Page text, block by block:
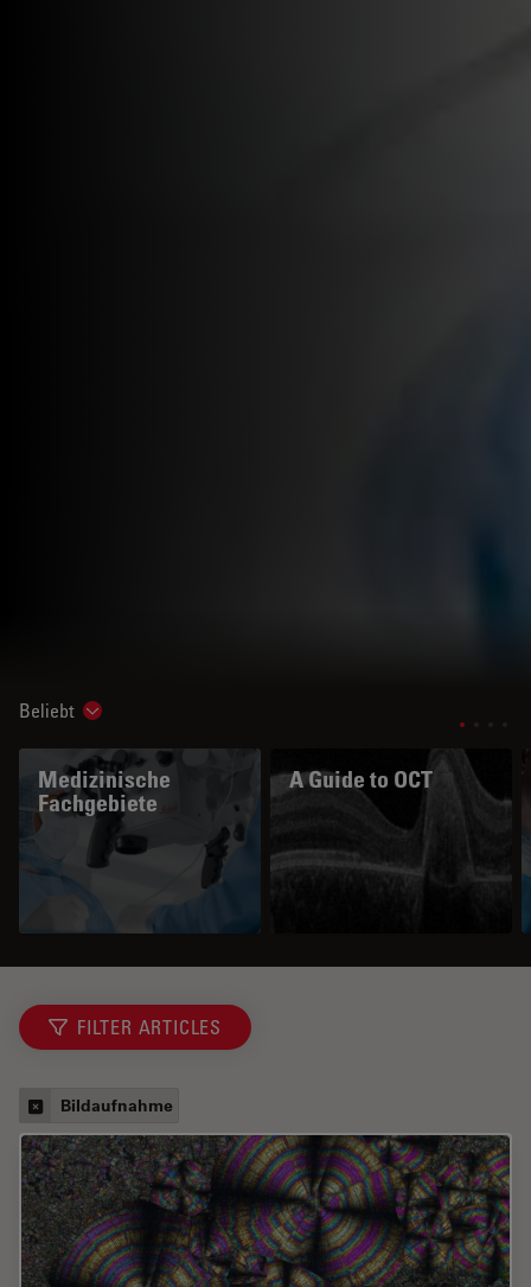
Beliebt Show subnavigation
Medizinische
Fachgebiete
A Guide to OCT
FILTER ARTICLES
Bildaufnahme